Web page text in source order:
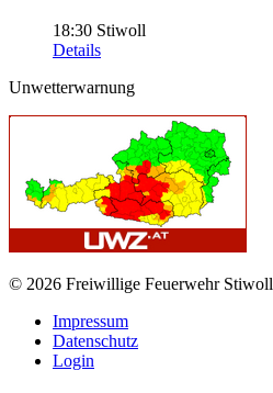
18:30 Stiwoll
Details
Unwetterwarnung
© 2026 Freiwillige Feuerwehr Stiwoll
Impressum
Datenschutz
Login